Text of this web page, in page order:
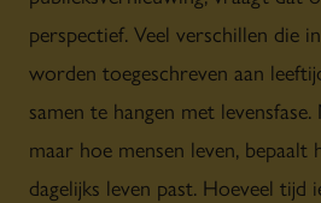
perspectief. Veel verschillen die
worden toegeschreven aan
samen te hangen met
maar hoe mensen leven,
dagelijks leven past. Hoeveel tijd